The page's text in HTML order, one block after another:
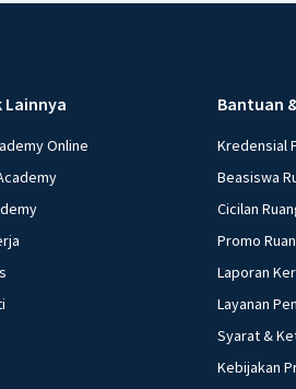
Lainnya
Online
Bantuan
Kredensial
Beasiswa
Cicilan
Promo
Laporan
Layanan
Syarat &
Kebijakan